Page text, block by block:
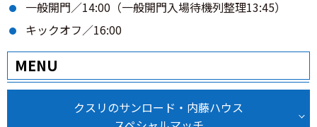
一般開門／14:00（一般開門入場待機列整理13:45）
キックオフ／16:00
MENU
クスリのサンロード・内藤ハウス